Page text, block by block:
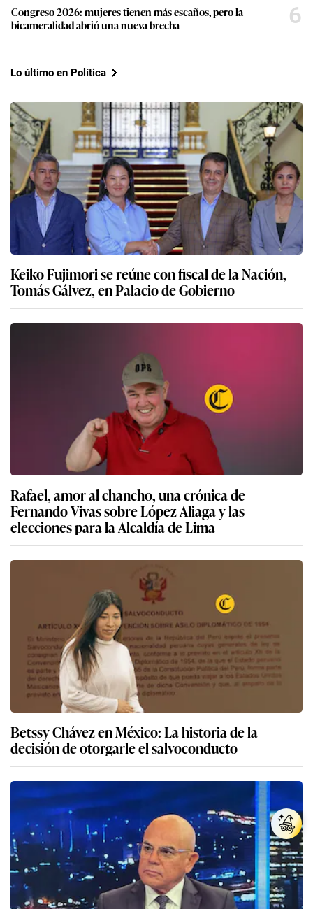
Congreso 2026: mujeres tienen más escaños, pero la
bicameralidad abrió una nueva brecha
6
Lo último en Política
Keiko Fujimori se reúne con fiscal de la Nación,
Tomás Gálvez, en Palacio de Gobierno
Rafael, amor al chancho, una crónica de
Fernando Vivas sobre López Aliaga y las
elecciones para la Alcaldía de Lima
Betssy Chávez en México: La historia de la
decisión de otorgarle el salvoconducto